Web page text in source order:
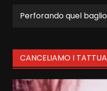
Perforando quel
CANCELIAMO I
Video